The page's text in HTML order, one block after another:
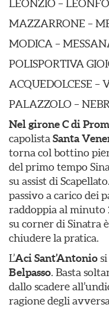
LEONZIO –
MAZZARRONE –
MODICA –
POLISPORTIVA
ACQUEDOLCESE –
PALAZZOLO –
Nel girone C di
capolista Santa
torna col bottino
del primo tempo
su assist di
passivo a carico dei
raddoppia al minuto
su corner di Sinatra
chiudere la pratica.
L’Aci Sant’Antonio
Belpasso. Basta
dallo scadere
ragione degli